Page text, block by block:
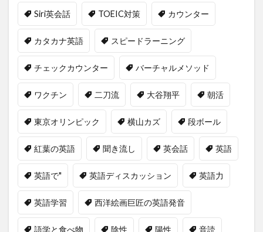
Siri英会話 TOEIC対策 カウンター
カタカナ英語 スピードラーニング
チェックカウンター バーチャルメソッド
ワクチン 二刀流 大谷翔平 朝活
東京オリンピック 横山カズ 段ボール
紅葉の英語 聞き流し 英会話 英語
英語で" 英語ディスカッション 英語力
英語学習 西洋絵画巨匠の英語発音
語学と食べ物 陰性 陽性 音読